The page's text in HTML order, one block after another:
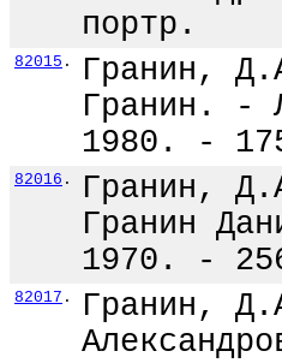
портр.
82015 .
Гранин,
Гранин. -
1980. -
82016 .
Гранин,
Гранин
1970. -
82017 .
Гранин,